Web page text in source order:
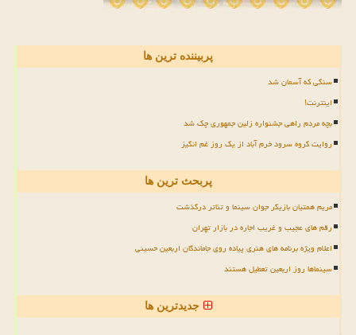
پربیننده ترین ها
سنگی که آسمان شد
اینترنت!
بچه مردم راهی جشنواره زلین جمهوری چک شد
روایت گروه سرود خرم آباد از یک روز غم انگیز
پربحث ترین ها
مریم همتیان بازیگر جوان سینما و تئاتر درگذشت
رقم های عجیب و غریب اجاره در بازار تهران
اعلام ویژه برنامه های هنری پیاده روی جاماندگان اربعین حسینی
سینماها روز اربعین تعطیل هستند
جدیدترین ها